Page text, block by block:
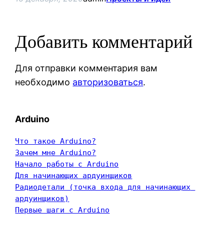
Добавить комментарий
Для отправки комментария вам
необходимо авторизоваться.
Arduino
Что такое Arduino?
Зачем мне Arduino?
Начало работы с Arduino
Для начинающих ардуинщиков
Радиодетали (точка входа для начинающих
ардуинщиков)
Первые шаги с Arduino